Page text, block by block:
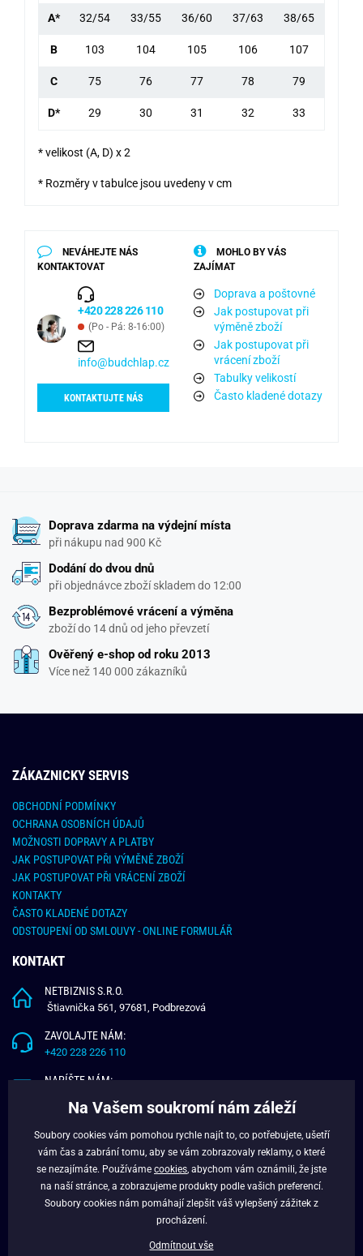
A* 32/54 33/55 36/60 37/63 38/65
B 103 104 105 106 107
C 75 76 77 78 79
D* 29 30 31 32 33
* velikost (A, D) x 2
* Rozměry v tabulce jsou uvedeny v cm
NEVÁHEJTE NÁS
KONTAKTOVAT
+420 228 226 110
(Po - Pá: 8-16:00)
info@budchlap.cz
KONTAKTUJTE NÁS
MOHLO BY VÁS
ZAJÍMAT
Doprava a poštovné
Jak postupovat při
výměně zboží
Jak postupovat při
vrácení zboží
Tabulky velikostí
Často kladené dotazy
Doprava zdarma na výdejní místa
při nákupu nad 900 Kč
Dodání do dvou dnů
při objednávce zboží skladem do 12:00
Bezproblémové vrácení a výměna
zboží do 14 dnů od jeho převzetí
Ověřený e-shop od roku 2013
Více než 140 000 zákazníků
ZÁKAZNICKY SERVIS
OBCHODNÍ PODMÍNKY
OCHRANA OSOBNÍCH ÚDAJŮ
MOŽNOSTI DOPRAVY A PLATBY
JAK POSTUPOVAT PŘI VÝMĚNĚ ZBOŽÍ
JAK POSTUPOVAT PŘI VRÁCENÍ ZBOŽÍ
KONTAKTY
ČASTO KLADENÉ DOTAZY
ODSTOUPENÍ OD SMLOUVY - ONLINE FORMULÁŘ
KONTAKT
NETBIZNIS S.R.O.
Štiavnička 561, 97681, Podbrezová
ZAVOLAJTE NÁM:
+420 228 226 110
NAPÍŠTE NÁM:
O NÁS
VĚRNOSTNÍ PROGRAM
Na Vašem soukromí nám záleží
Soubory cookies vám pomohou rychle najít to, co potřebujete, ušetří
vám čas a zabrání tomu, aby se vám zobrazovaly reklamy, o které
se nezajímáte. Používáme cookies , abychom vám oznámili, že jste
na naší stránce, a zobrazujeme produkty podle vašich preferencí.
Soubory cookies nám pomáhají zlepšit váš vylepšený zážitek z
procházení.
Odmítnout vše